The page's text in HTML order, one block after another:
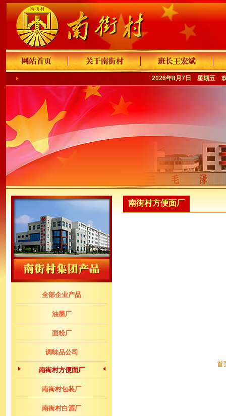
2026年8月7日 星期五
全部企业产品
油墨厂
面粉厂
调味品公司
南街村方便面厂
南街村包装厂
南街村白酒厂
南街村方便面厂
首